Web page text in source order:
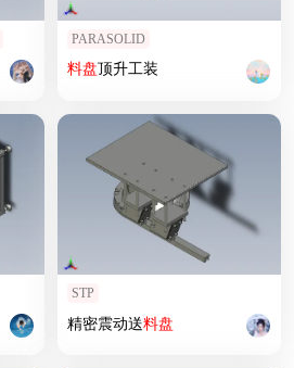
PARASOLID
料盘顶升工装
STP
精密震动送料盘